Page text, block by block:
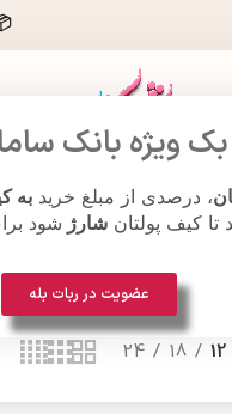
ویژه بانک
، درصدی از مبلغ خرید به
تا کیف پولتانشارژ شود
عضویت در ربات بله
مچی هنر قلاب بافی
12
18
24